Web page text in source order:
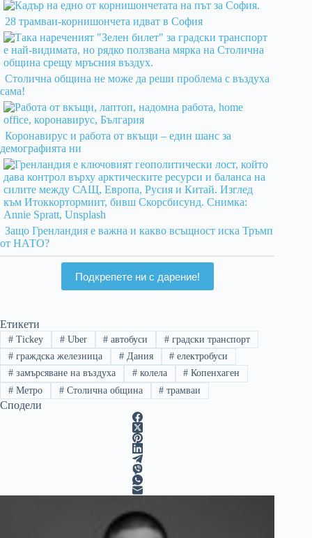
28 трамваи-корнишончета идват в София
Столична община не може да реши проблема с въздуха
сама!
Коронавирус и работа от вкъщи – един шанс за
демографията ни
Защо Гренландия е важна и какво всъщност иска Тръмп
от НАТО?
Подкрепете ни с дарение!
Етикети
#Tickey #Uber # автобуси # градски транспорт
#граждска железница #Дания # електробуси
#замърсяване на въздуха #колела # Копенхаген
#Метро #Столична община # трамваи
Сподели